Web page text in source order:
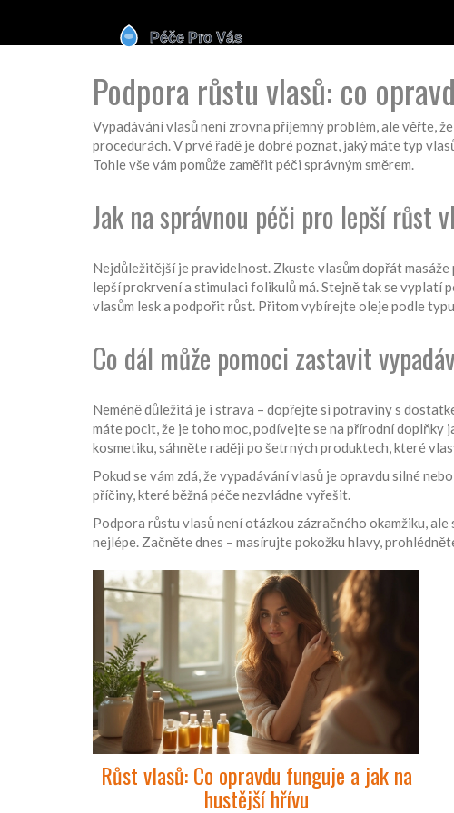
Podpora růstu vlasů: co
Vypadávání vlasů není zrovna příjemný problém, ale věřte,
procedurách. V prvé řadě je dobré poznat, jaký máte typ
Tohle vše vám pomůže zaměřit péči správným směrem.
Jak na správnou péči pro lepší růst
Nejdůležitější je pravidelnost. Zkuste vlasům dopřát
lepší prokrvení a stimulaci folikulů má. Stejně tak se vyplatí
vlasům lesk a podpořit růst. Přitom vybírejte oleje podle
Co dál může pomoci zastavit
Neméně důležitá je i strava – dopřejte si potraviny s
máte pocit, že je toho moc, podívejte se na přírodní
kosmetiku, sáhněte raději po šetrných produktech, které
Pokud se vám zdá, že vypadávání vlasů je opravdu silné
příčiny, které běžná péče nezvládne vyřešit.
Podpora růstu vlasů není otázkou zázračného okamžiku,
nejlépe. Začněte dnes – masírujte pokožku hlavy,
Růst vlasů: Co opravdu funguje a jak na
hustější hřívu